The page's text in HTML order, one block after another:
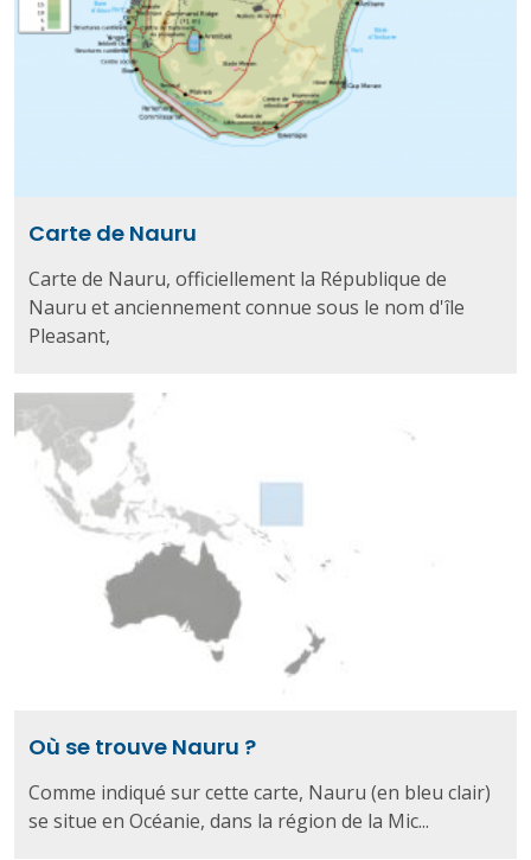
Carte de Nauru
Carte de Nauru, officiellement la République de
Nauru et anciennement connue sous le nom d'île
Pleasant,
Où se trouve Nauru ?
Comme indiqué sur cette carte, Nauru (en bleu clair)
se situe en Océanie, dans la région de la Mic...